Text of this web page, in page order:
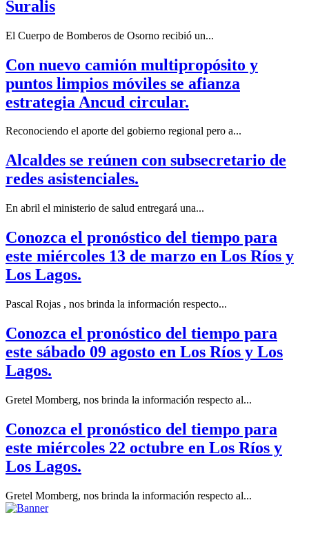
Suralis
El Cuerpo de Bomberos de Osorno recibió un...
Con nuevo camión multipropósito y
puntos limpios móviles se afianza
estrategia Ancud circular.
Reconociendo el aporte del gobierno regional pero a...
Alcaldes se reúnen con subsecretario de
redes asistenciales.
En abril el ministerio de salud entregará una...
Conozca el pronóstico del tiempo para
este miércoles 13 de marzo en Los Ríos y
Los Lagos.
Pascal Rojas , nos brinda la información respecto...
Conozca el pronóstico del tiempo para
este sábado 09 agosto en Los Ríos y Los
Lagos.
Gretel Momberg, nos brinda la información respecto al...
Conozca el pronóstico del tiempo para
este miércoles 22 octubre en Los Ríos y
Los Lagos.
Gretel Momberg, nos brinda la información respecto al...